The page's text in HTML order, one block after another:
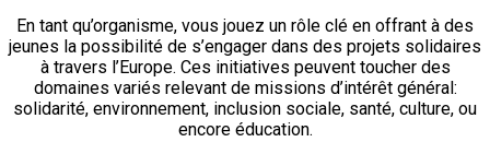
En tant qu’organisme, vous jouez un rôle clé en offrant à des
jeunes la possibilité de s’engager dans des projets solidaires
à travers l’Europe. Ces initiatives peuvent toucher des
domaines variés relevant de missions d’intérêt général:
solidarité, environnement, inclusion sociale, santé, culture, ou
encore éducation.